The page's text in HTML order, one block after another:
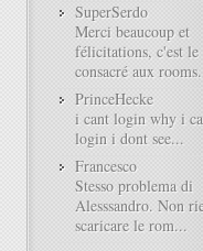
SuperSerdo
Merci beaucoup et
félicitations, c'est le
consacré aux
PrinceHecke
i cant login why i
login i dont see...
Francesco
Stesso problema di
Alesssandro. Non
scaricare le rom...